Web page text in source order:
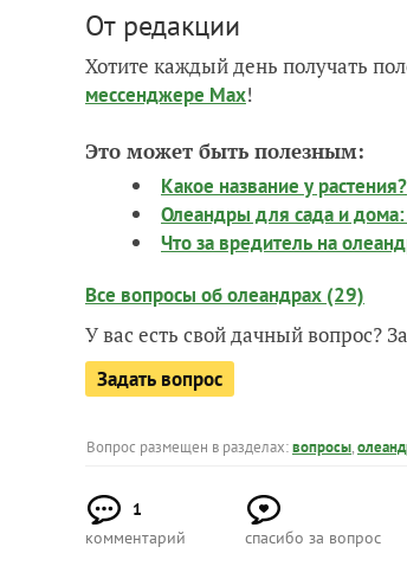
От редакции
Хотите каждый день получать
мессенджере Max!
Это может быть полезным:
Какое название у растения?
Олеандры для сада и
Что за вредитель на
Все вопросы об олеандрах (29)
У вас есть свой дачный вопрос?
Задать вопрос
Вопрос размещен в разделах:вопросы,
1
комментарий
спасибо за вопрос